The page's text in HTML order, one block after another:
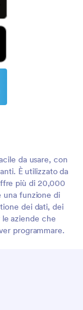
da usare, con
È utilizzato da
più di 20,000
una funzione di
dei dati, dei
aziende che
programmare.